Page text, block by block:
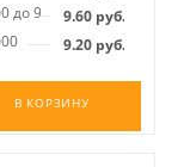
до 99999.60руб.
9.20руб.
В КОРЗИНУ